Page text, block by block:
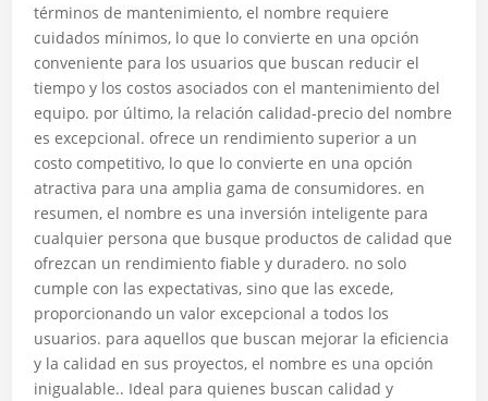
términos de mantenimiento, el nombre requiere
cuidados mínimos, lo que lo convierte en una opción
conveniente para los usuarios que buscan reducir el
tiempo y los costos asociados con el mantenimiento del
equipo. por último, la relación calidad-precio del nombre
es excepcional. ofrece un rendimiento superior a un
costo competitivo, lo que lo convierte en una opción
atractiva para una amplia gama de consumidores. en
resumen, el nombre es una inversión inteligente para
cualquier persona que busque productos de calidad que
ofrezcan un rendimiento fiable y duradero. no solo
cumple con las expectativas, sino que las excede,
proporcionando un valor excepcional a todos los
usuarios. para aquellos que buscan mejorar la eficiencia
y la calidad en sus proyectos, el nombre es una opción
inigualable.. Ideal para quienes buscan calidad y